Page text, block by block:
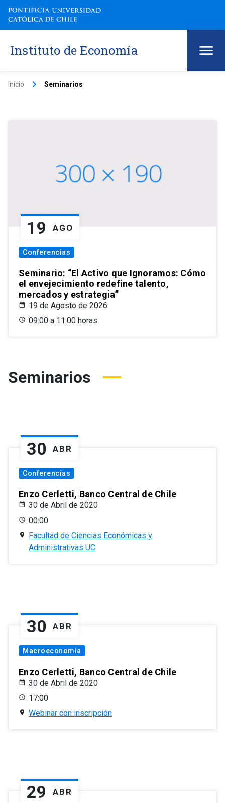
Instituto de Economía
Inicio keyboard_arrow_right Seminarios
19 AGO
Conferencias
Seminario: “El Activo que Ignoramos: Cómo
el envejecimiento redefine talento,
mercados y estrategia”
19 de Agosto de 2026
09:00 a 11:00 horas
Seminarios
30 ABR
Conferencias
Enzo Cerletti, Banco Central de Chile
30 de Abril de 2020
00:00
Facultad de Ciencias Económicas y
Administrativas UC
30 ABR
Macroeconomía
Enzo Cerletti, Banco Central de Chile
30 de Abril de 2020
17:00
Webinar con inscripción
29 ABR